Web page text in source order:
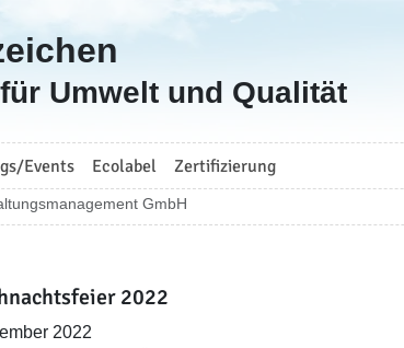
Umwelt und Qualität
Events Ecolabel Zertifizierung
GmbH
2022
2022